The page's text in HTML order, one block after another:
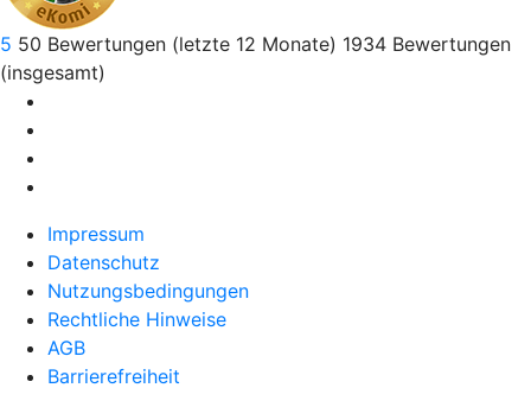
5 50 Bewertungen (letzte 12 Monate) 1934 Bewertungen
(insgesamt)
Impressum
Datenschutz
Nutzungsbedingungen
Rechtliche Hinweise
AGB
Barrierefreiheit